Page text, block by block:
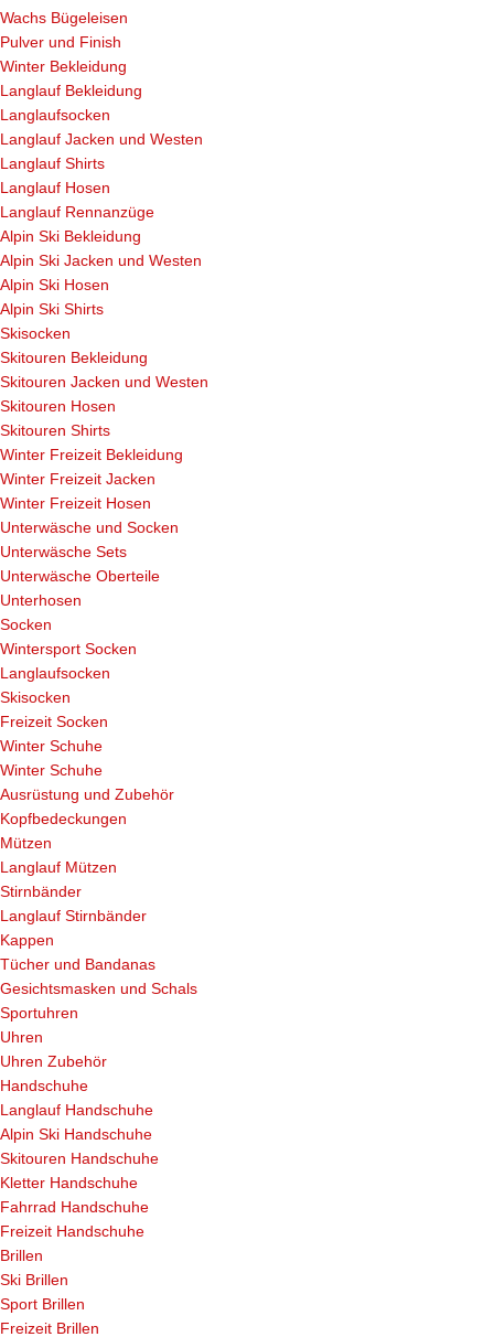
Wachs Bügeleisen
Pulver und Finish
Winter Bekleidung
Langlauf Bekleidung
Langlaufsocken
Langlauf Jacken und Westen
Langlauf Shirts
Langlauf Hosen
Langlauf Rennanzüge
Alpin Ski Bekleidung
Alpin Ski Jacken und Westen
Alpin Ski Hosen
Alpin Ski Shirts
Skisocken
Skitouren Bekleidung
Skitouren Jacken und Westen
Skitouren Hosen
Skitouren Shirts
Winter Freizeit Bekleidung
Winter Freizeit Jacken
Winter Freizeit Hosen
Unterwäsche und Socken
Unterwäsche Sets
Unterwäsche Oberteile
Unterhosen
Socken
Wintersport Socken
Langlaufsocken
Skisocken
Freizeit Socken
Winter Schuhe
Winter Schuhe
Ausrüstung und Zubehör
Kopfbedeckungen
Mützen
Langlauf Mützen
Stirnbänder
Langlauf Stirnbänder
Kappen
Tücher und Bandanas
Gesichtsmasken und Schals
Sportuhren
Uhren
Uhren Zubehör
Handschuhe
Langlauf Handschuhe
Alpin Ski Handschuhe
Skitouren Handschuhe
Kletter Handschuhe
Fahrrad Handschuhe
Freizeit Handschuhe
Brillen
Ski Brillen
Sport Brillen
Freizeit Brillen